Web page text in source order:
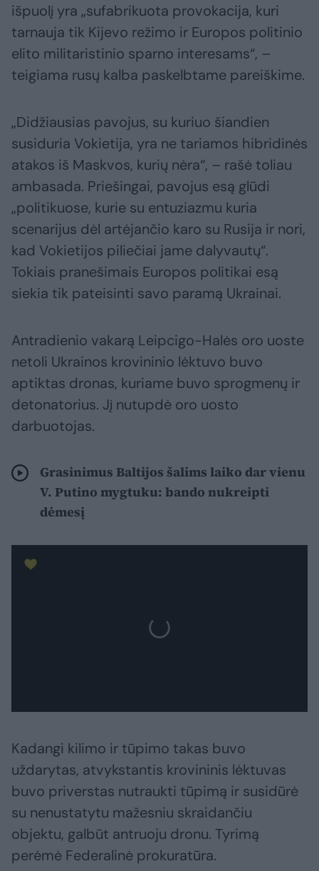
išpuolį yra „sufabrikuota provokacija, kuri
tarnauja tik Kijevo režimo ir Europos politinio
elito militaristinio sparno interesams“, –
teigiama rusų kalba paskelbtame pareiškime.
„Didžiausias pavojus, su kuriuo šiandien
susiduria Vokietija, yra ne tariamos hibridinės
atakos iš Maskvos, kurių nėra“, – rašė toliau
ambasada. Priešingai, pavojus esą glūdi
„politikuose, kurie su entuziazmu kuria
scenarijus dėl artėjančio karo su Rusija ir nori,
kad Vokietijos piliečiai jame dalyvautų“.
Tokiais pranešimais Europos politikai esą
siekia tik pateisinti savo paramą Ukrainai.
Antradienio vakarą Leipcigo-Halės oro uoste
netoli Ukrainos krovininio lėktuvo buvo
aptiktas dronas, kuriame buvo sprogmenų ir
detonatorius. Jį nutupdė oro uosto
darbuotojas.
Grasinimus Baltijos šalims laiko dar vienu
V. Putino mygtuku: bando nukreipti
dėmesį
Kadangi kilimo ir tūpimo takas buvo
uždarytas, atvykstantis krovininis lėktuvas
buvo priverstas nutraukti tūpimą ir susidūrė
su nenustatytu mažesniu skraidančiu
objektu, galbūt antruoju dronu. Tyrimą
perėmė Federalinė prokuratūra.